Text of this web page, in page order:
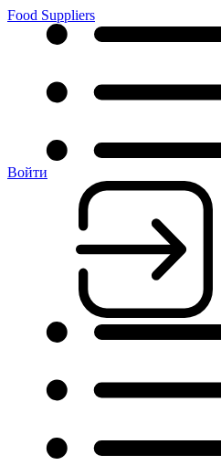
Food Suppliers
Войти